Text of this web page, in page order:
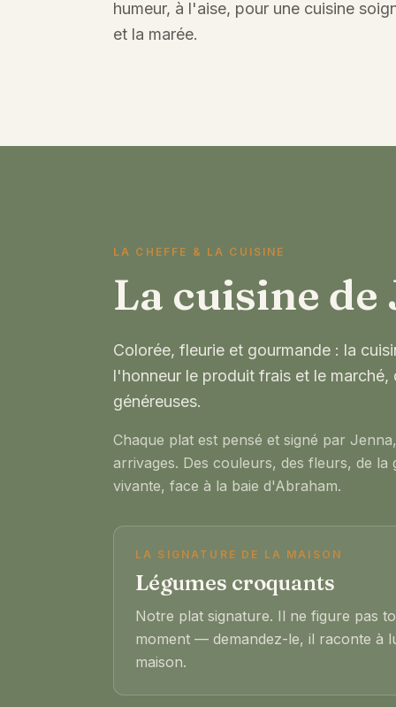
humeur, à l'aise, pour une cuisine
et la marée.
LA CHEFFE & LA CUISINE
La cuisine de
Colorée, fleurie et gourmande : la
l'honneur le produit frais et le marché,
généreuses.
Chaque plat est pensé et signé par
arrivages. Des couleurs, des fleurs, de
vivante, face à la baie d'Abraham.
LA SIGNATURE DE LA MAISON
Légumes croquants
Notre plat signature. Il ne figure pas
moment — demandez-le, il raconte à
maison.